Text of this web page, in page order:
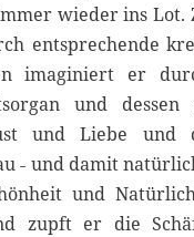
wieder ins
entsprechende
imaginiert er
und
und Liebe und
˗ und damit
und
zupft er die